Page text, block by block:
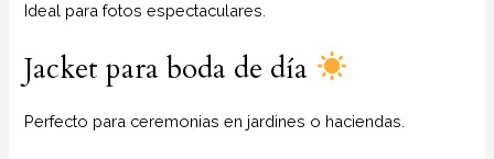
Ideal para fotos espectaculares.
Jacket para boda de día
Perfecto para ceremonias en jardines o haciendas.